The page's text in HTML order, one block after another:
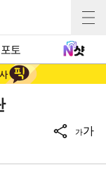
포토
가가